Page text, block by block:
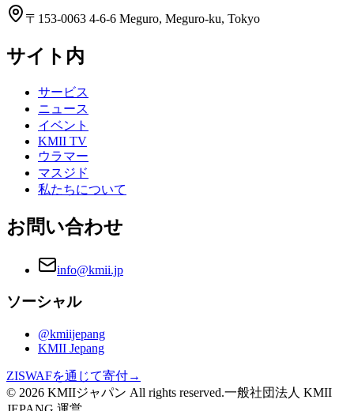
〒153-0063 4-6-6 Meguro, Meguro-ku, Tokyo
サイト内
サービス
ニュース
イベント
KMII TV
ウラマー
マスジド
私たちについて
お問い合わせ
info@kmii.jp
ソーシャル
@kmiijepang
KMII Jepang
ZISWAFを通じて寄付→
© 2026 KMIIジャパン All rights reserved.一般社団法人 KMII